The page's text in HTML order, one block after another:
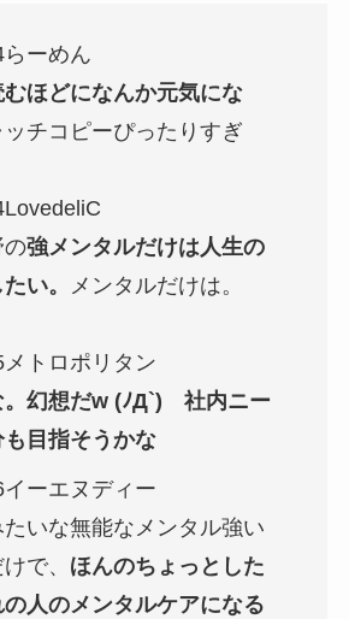
ーめん
むほどになんか元気にな
チコピーぴったりすぎ
の強メンタルだけは人生の
い。
メンタルだけは。
トロポリタン
。幻想だw (ﾉД`) 社内ニー
も目指そうかな
ーエヌディー
いな無能なメンタル強い
で、 ほんのちょっとした
人のメンタルケアになる